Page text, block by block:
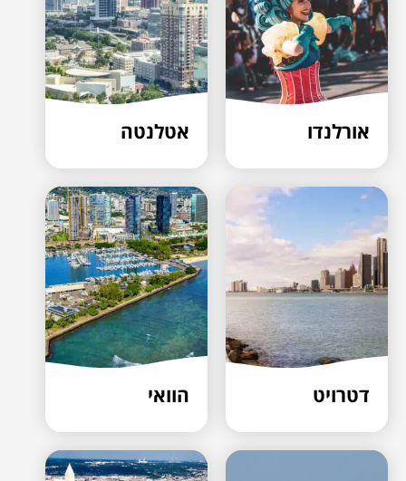
אורלנדו אטלנטה
דטרויט הוואי